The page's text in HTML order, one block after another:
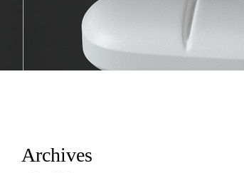
Archives